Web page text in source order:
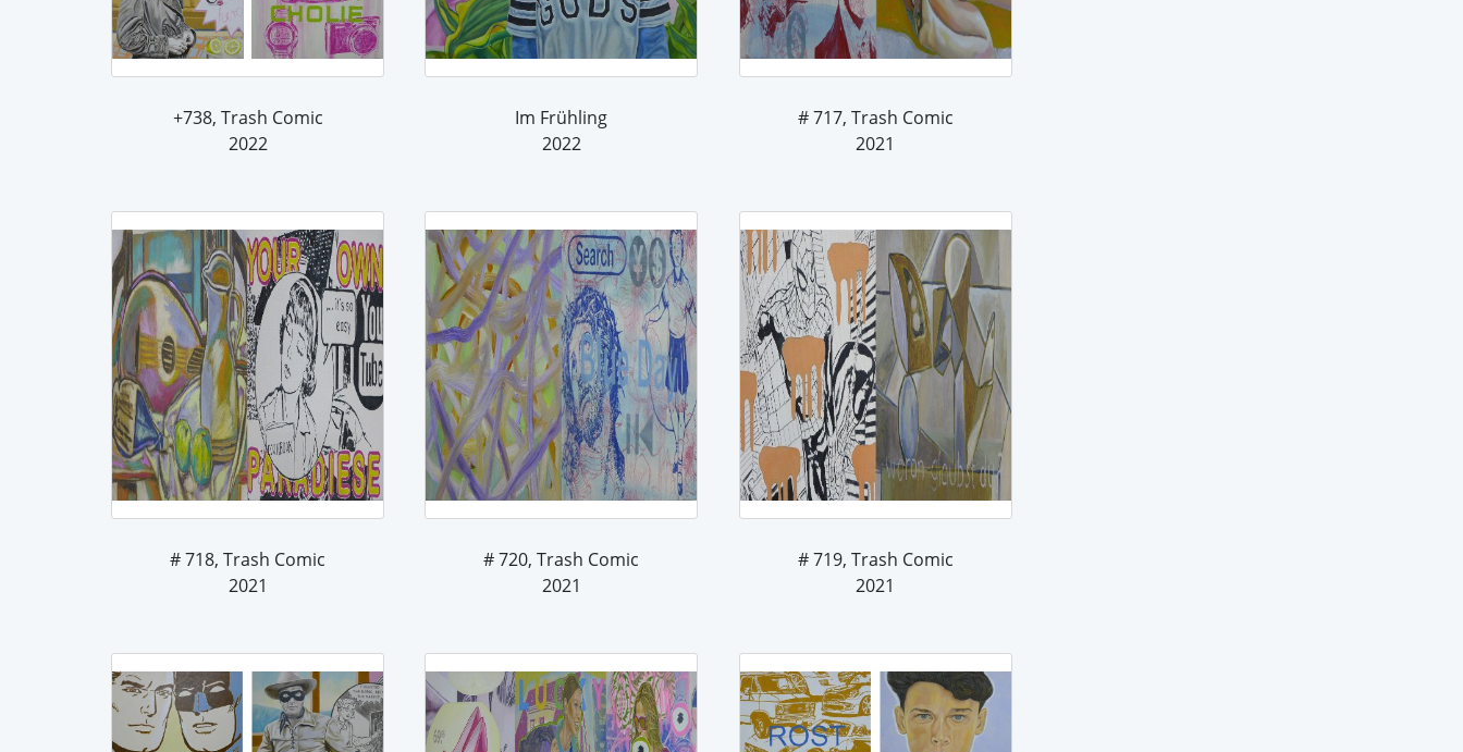
+738, Trash Comic
2022
Im Frühling
2022
# 717, Trash Comic
2021
# 718, Trash Comic
2021
# 720, Trash Comic
2021
# 719, Trash Comic
2021